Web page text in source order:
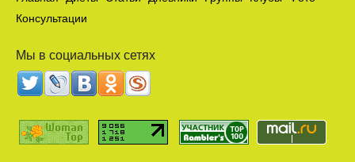
Консультации
Мы в социальных сетях